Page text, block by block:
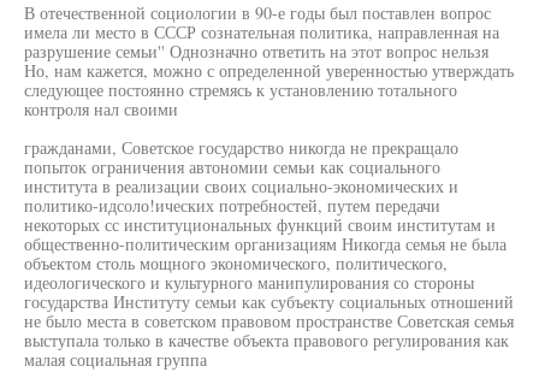
В отечественной социологии в 90-е годы был поставлен вопрос
имела ли место в СССР сознательная политика, направленная на
разрушение семьи'' Однозначно ответить на этот вопрос нельзя
Но, нам кажется, можно с определенной уверенностью утверждать
следующее постоянно стремясь к установлению тотального
контроля нал своими
гражданами, Советское государство никогда не прекращало
попыток ограничения автономии семьи как социального
института в реализации своих социально-экономических и
политико-идсоло!ических потребностей, путем передачи
некоторых сс институциональных функций своим институтам и
общественно-политическим организациям Никогда семья не была
объектом столь мощного экономического, политического,
идеологического и культурного манипулирования со стороны
государства Институту семьи как субъекту социальных отношений
не было места в советском правовом пространстве Советская семья
выступала только в качестве объекта правового регулирования как
малая социальная группа